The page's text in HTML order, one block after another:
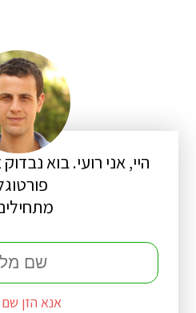
היי, אני רועי. בוא
אנא הזן